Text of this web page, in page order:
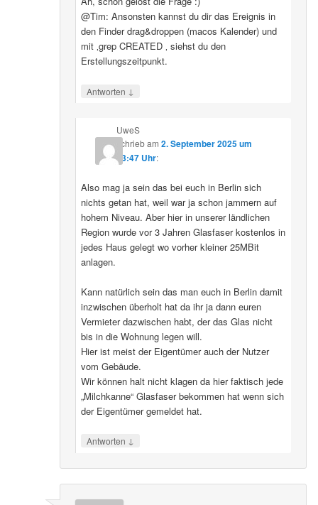
@Tim: Ansonsten kannst du dir das Ereignis in
den Finder drag&droppen (macos Kalender) und
mit ‚grep CREATED ‚ siehst du den
Erstellungszeitpunkt.
Antworten ↓
UweS
schriebam 2. September 2025 um
13:47 Uhr:
Also mag ja sein das bei euch in Berlin sich
nichts getan hat, weil war ja schon jammern auf
hohem Niveau. Aber hier in unserer ländlichen
Region wurde vor 3 Jahren Glasfaser kostenlos in
jedes Haus gelegt wo vorher kleiner 25MBit
anlagen.
Kann natürlich sein das man euch in Berlin damit
inzwischen überholt hat da ihr ja dann euren
Vermieter dazwischen habt, der das Glas nicht
bis in die Wohnung legen will.
Hier ist meist der Eigentümer auch der Nutzer
vom Gebäude.
Wir können halt nicht klagen da hier faktisch jede
„Milchkanne“ Glasfaser bekommen hat wenn sich
der Eigentümer gemeldet hat.
Antworten ↓